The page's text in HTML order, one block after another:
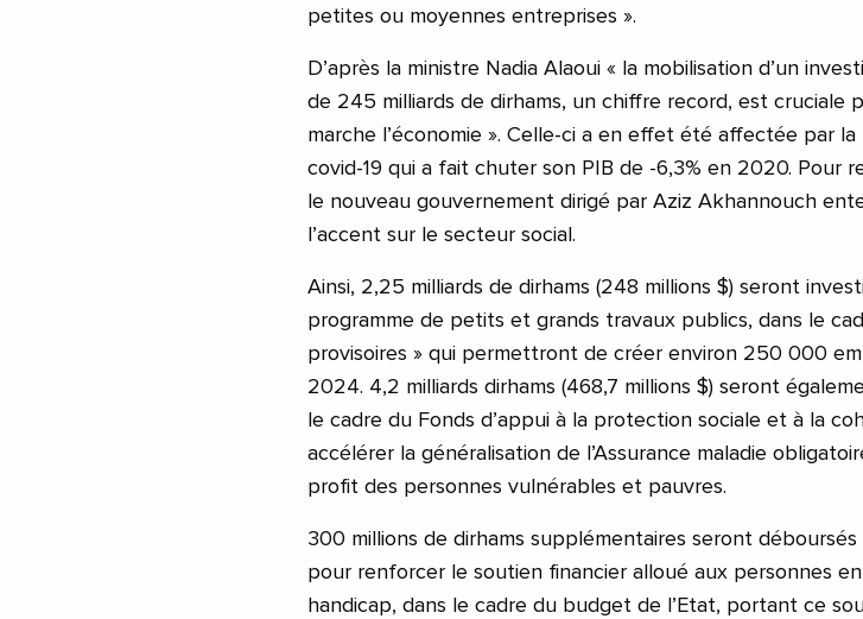
petites ou moyennes entreprises ».
D’après la ministre Nadia Alaoui « la mobilisation d’un
de 245 milliards de dirhams, un chiffre record, est cruciale
marche l’économie ». Celle-ci a en effet été affectée par la
covid-19 qui a fait chuter son PIB de -6,3% en 2020. Pour
le nouveau gouvernement dirigé par Aziz Akhannouch
l’accent sur le secteur social.
Ainsi, 2,25 milliards de dirhams (248 millions $) seront
programme de petits et grands travaux publics, dans le
provisoires » qui permettront de créer environ 250 000
2024. 4,2 milliards dirhams (468,7 millions $) seront
le cadre du Fonds d’appui à la protection sociale et à la
accélérer la généralisation de l’Assurance maladie
profit des personnes vulnérables et pauvres.
300 millions de dirhams supplémentaires seront déboursés
pour renforcer le soutien financier alloué aux personnes
handicap, dans le cadre du budget de l’Etat, portant ce